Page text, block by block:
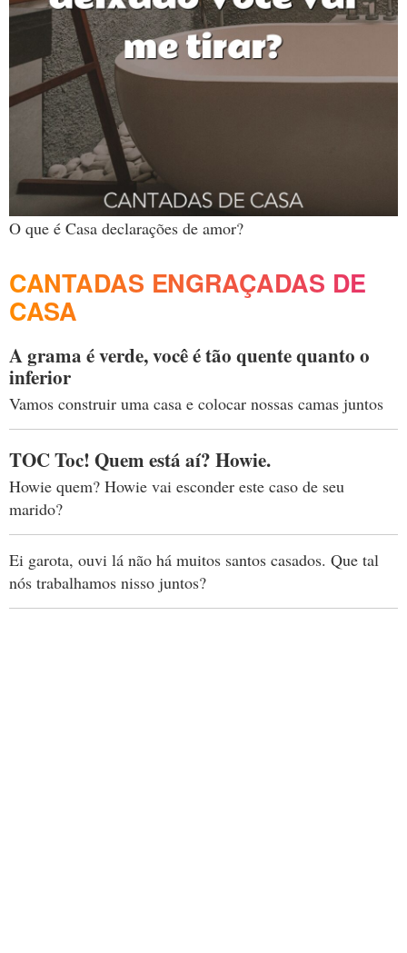
O que é Casa declarações de amor?
CANTADAS ENGRAÇADAS DE
CASA
A grama é verde, você é tão quente quanto o
inferior
Vamos construir uma casa e colocar nossas camas juntos
TOC Toc! Quem está aí? Howie.
Howie quem? Howie vai esconder este caso de seu
marido?
Ei garota, ouvi lá não há muitos santos casados. Que tal
nós trabalhamos nisso juntos?